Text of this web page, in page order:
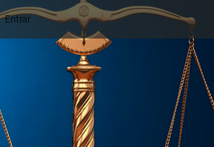
Entrar